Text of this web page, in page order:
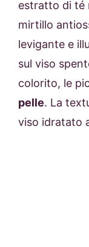
estratto di té
mirtillo
levigante e
sul viso
colorito, le
pelle. La
viso idratato